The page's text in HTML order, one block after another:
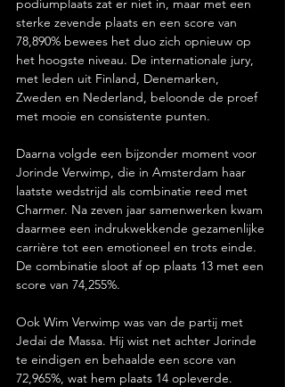
podiumplaats zat er niet in, maar met een
sterke zevende plaats en een score van
78,890% bewees het duo zich opnieuw op
het hoogste niveau. De internationale jury,
met leden uit Finland, Denemarken,
Zweden en Nederland, beloonde de proef
met mooie en consistente punten.
Daarna volgde een bijzonder moment voor
Jorinde Verwimp, die in Amsterdam haar
laatste wedstrijd als combinatie reed met
Charmer. Na zeven jaar samenwerken kwam
daarmee een indrukwekkende gezamenlijke
carrière tot een emotioneel en trots einde.
De combinatie sloot af op plaats 13 met een
score van 74,255%.
Ook Wim Verwimp was van de partij met
Jedai de Massa. Hij wist net achter Jorinde
te eindigen en behaalde een score van
72,965%, wat hem plaats 14 opleverde.